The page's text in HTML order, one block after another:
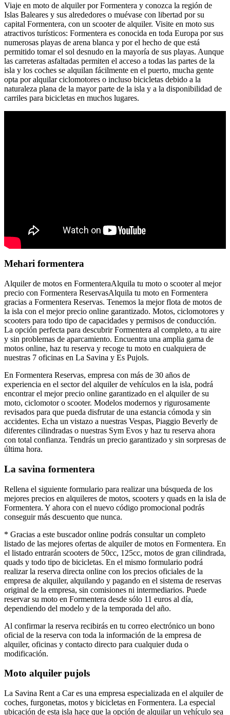
Viaje en moto de alquiler por Formentera y conozca la región de
Islas Baleares y sus alrededores o muévase con libertad por su
capital Formentera, con un scooter de alquiler. Visite en moto sus
atractivos turísticos: Formentera es conocida en toda Europa por sus
numerosas playas de arena blanca y por el hecho de que está
permitido tomar el sol desnudo en la mayoría de sus playas. Aunque
las carreteras asfaltadas permiten el acceso a todas las partes de la
isla y los coches se alquilan fácilmente en el puerto, mucha gente
opta por alquilar ciclomotores o incluso bicicletas debido a la
naturaleza plana de la mayor parte de la isla y a la disponibilidad de
carriles para bicicletas en muchos lugares.
Mehari formentera
Alquiler de motos en FormenteraAlquila tu moto o scooter al mejor
precio con Formentera ReservasAlquila tu moto en Formentera
gracias a Formentera Reservas. Tenemos la mejor flota de motos de
la isla con el mejor precio online garantizado. Motos, ciclomotores y
scooters para todo tipo de capacidades y permisos de conducción.
La opción perfecta para descubrir Formentera al completo, a tu aire
y sin problemas de aparcamiento. Encuentra una amplia gama de
motos online, haz tu reserva y recoge tu moto en cualquiera de
nuestras 7 oficinas en La Savina y Es Pujols.
En Formentera Reservas, empresa con más de 30 años de
experiencia en el sector del alquiler de vehículos en la isla, podrá
encontrar el mejor precio online garantizado en el alquiler de su
moto, ciclomotor o scooter. Modelos modernos y rigurosamente
revisados para que pueda disfrutar de una estancia cómoda y sin
accidentes. Echa un vistazo a nuestras Vespas, Piaggio Beverly de
diferentes cilindradas o nuestras Sym Evos y haz tu reserva ahora
con total confianza. Tendrás un precio garantizado y sin sorpresas de
última hora.
La savina formentera
Rellena el siguiente formulario para realizar una búsqueda de los
mejores precios en alquileres de motos, scooters y quads en la isla de
Formentera. Y ahora con el nuevo código promocional podrás
conseguir más descuento que nunca.
* Gracias a este buscador online podrás consultar un completo
listado de las mejores ofertas de alquiler de motos en Formentera. En
el listado entrarán scooters de 50cc, 125cc, motos de gran cilindrada,
quads y todo tipo de bicicletas. En el mismo formulario podrá
realizar la reserva directa online con los precios oficiales de la
empresa de alquiler, alquilando y pagando en el sistema de reservas
original de la empresa, sin comisiones ni intermediarios. Puede
reservar su moto en Formentera desde sólo 11 euros al día,
dependiendo del modelo y de la temporada del año.
Al confirmar la reserva recibirás en tu correo electrónico un bono
oficial de la reserva con toda la información de la empresa de
alquiler, oficinas y contacto directo para cualquier duda o
modificación.
Moto alquiler pujols
La Savina Rent a Car es una empresa especializada en el alquiler de
coches, furgonetas, motos y bicicletas en Formentera. La especial
ubicación de esta isla hace que la opción de alquilar un vehículo sea